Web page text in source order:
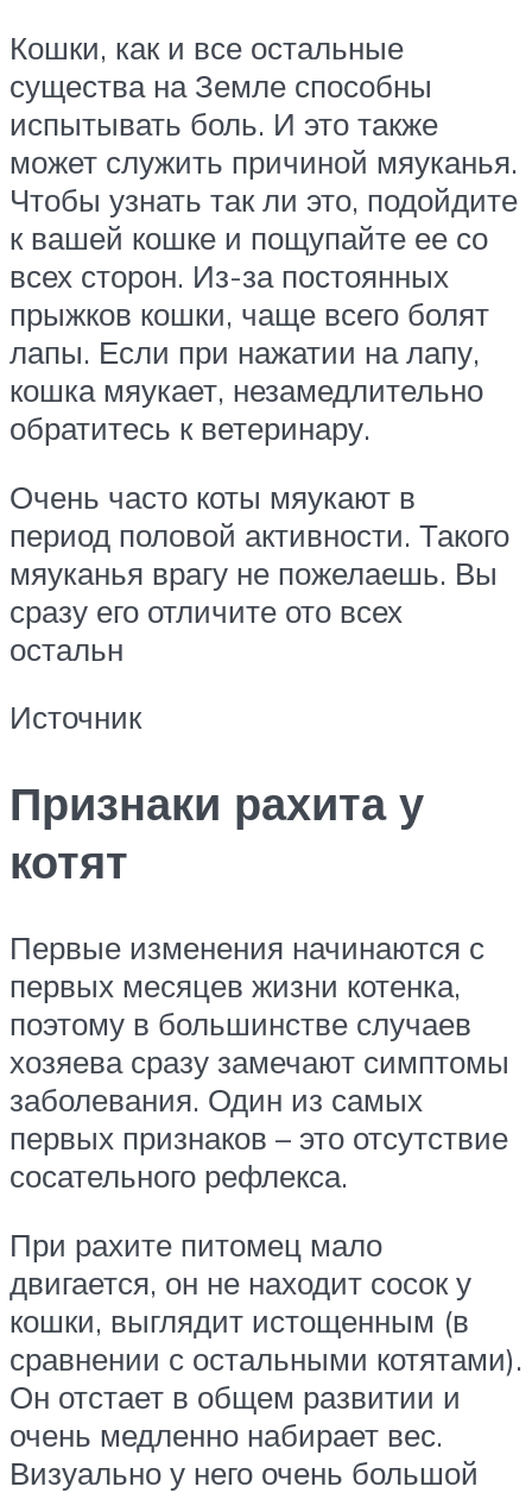
Кошки, как и все остальные
существа на Земле способны
испытывать боль. И это также
может служить причиной мяуканья.
Чтобы узнать так ли это, подойдите
к вашей кошке и пощупайте ее со
всех сторон. Из-за постоянных
прыжков кошки, чаще всего болят
лапы. Если при нажатии на лапу,
кошка мяукает, незамедлительно
обратитесь к ветеринару.
Очень часто коты мяукают в
период половой активности. Такого
мяуканья врагу не пожелаешь. Вы
сразу его отличите ото всех
остальн
Источник
Признаки рахита у
котят
Первые изменения начинаются с
первых месяцев жизни котенка,
поэтому в большинстве случаев
хозяева сразу замечают симптомы
заболевания. Один из самых
первых признаков – это отсутствие
сосательного рефлекса.
При рахите питомец мало
двигается, он не находит сосок у
кошки, выглядит истощенным (в
сравнении с остальными котятами).
Он отстает в общем развитии и
очень медленно набирает вес.
Визуально у него очень большой